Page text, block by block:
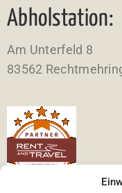
Abholstation:
Am Unterfeld 8
83562